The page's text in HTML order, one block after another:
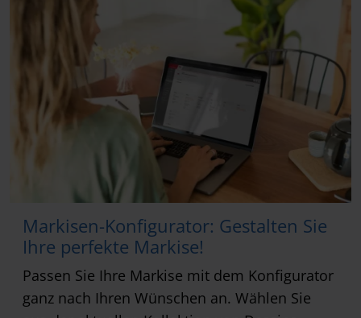
Markisen-Konfigurator: Gestalten Sie
Ihre perfekte Markise!
Passen Sie Ihre Markise mit dem Konfigurator
ganz nach Ihren Wünschen an. Wählen Sie